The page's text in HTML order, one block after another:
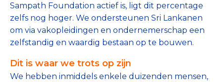
CBF-publicaties
State of the Sector
Sampath Foundation actief is, ligt dit percentage
zelfs nog hoger. We ondersteunen Sri Lankanen
om via vakopleidingen en ondernemerschap een
zelfstandig en waardig bestaan op te bouwen.
Dit is waar we trots op zijn
We hebben inmiddels enkele duizenden mensen,